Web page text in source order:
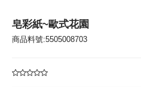
皂彩紙~歐式花園
商品料號:5505008703